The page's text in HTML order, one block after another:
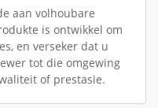
aan volhoubare
is ontwikkel om
en verseker dat u
tot die omgewing
of prestasie.